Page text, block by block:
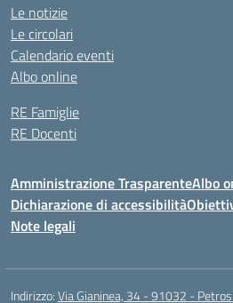
Le notizie
Le circolari
Calendario eventi
Albo online
RE Famiglie
RE Docenti
Amministrazione TrasparenteAlbo
Dichiarazione di accessibilità
Note legali
Indirizzo:Via Gianinea, 34 - 91032 -